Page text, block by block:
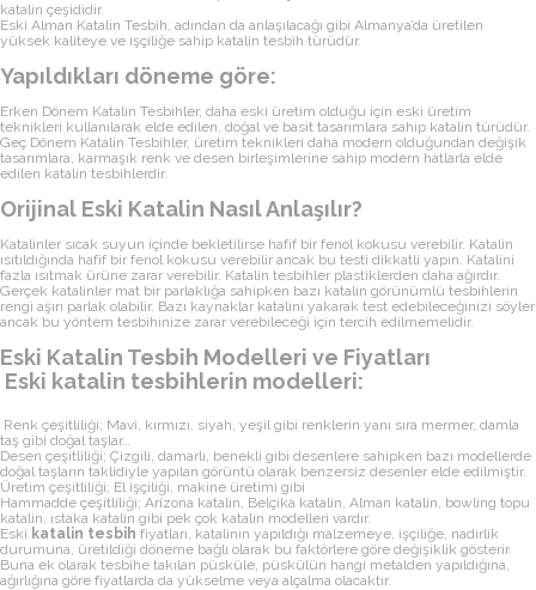
katalin çeşididir.
Eski Alman Katalin Tesbih, adından da anlaşılacağı gibi Almanya’da üretilen
yüksek kaliteye ve işçiliğe sahip katalin tesbih türüdür.
Yapıldıkları döneme göre:
Erken Dönem Katalin Tesbihler, daha eski üretim olduğu için eski üretim
teknikleri kullanılarak elde edilen, doğal ve basit tasarımlara sahip katalin türüdür.
Geç Dönem Katalin Tesbihler, üretim teknikleri daha modern olduğundan değişik
tasarımlara, karmaşık renk ve desen birleşimlerine sahip modern hatlarla elde
edilen katalin tesbihlerdir.
Orijinal Eski Katalin Nasıl Anlaşılır?
Katalinler sıcak suyun içinde bekletilirse hafif bir fenol kokusu verebilir. Katalin
ısıtıldığında hafif bir fenol kokusu verebilir ancak bu testi dikkatli yapın. Katalini
fazla ısıtmak ürüne zarar verebilir. Katalin tesbihler plastiklerden daha ağırdır.
Gerçek katalinler mat bir parlaklığa sahipken bazı katalin görünümlü tesbihlerin
rengi aşırı parlak olabilir. Bazı kaynaklar katalini yakarak test edebileceğinizi söyler
ancak bu yöntem tesbihinize zarar verebileceği için tercih edilmemelidir.
Eski Katalin Tesbih Modelleri ve Fiyatları
Eski katalin tesbihlerin modelleri:
Renk çeşitliliği; Mavi, kırmızı, siyah, yeşil gibi renklerin yanı sıra mermer, damla
taş gibi doğal taşlar…
Desen çeşitliliği; Çizgili, damarlı, benekli gibi desenlere sahipken bazı modellerde
doğal taşların taklidiyle yapılan görüntü olarak benzersiz desenler elde edilmiştir.
Üretim çeşitliliği; El işçiliği, makine üretimi gibi
Hammadde çeşitliliği; Arizona katalin, Belçika katalin, Alman katalin, bowling topu
katalin, ıstaka katalin gibi pek çok katalin modelleri vardır.
Eski katalin tesbih fiyatları, katalinin yapıldığı malzemeye, işçiliğe, nadirlik
durumuna, üretildiği döneme bağlı olarak bu faktörlere göre değişiklik gösterir.
Buna ek olarak tesbihe takılan püsküle, püskülün hangi metalden yapıldığına,
ağırlığına göre fiyatlarda da yükselme veya alçalma olacaktır.